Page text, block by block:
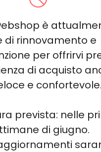
è
di rinnovamento e
per offrirvi
di acquisto
e confortevole.
prevista: nelle
di giugno.
D3 VMT 5% –